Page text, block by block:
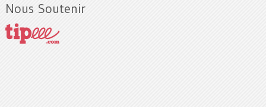
Nous Soutenir